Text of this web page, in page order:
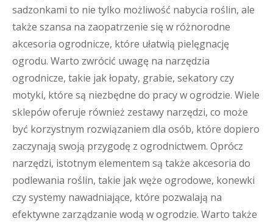
sadzonkami to nie tylko możliwość nabycia roślin, ale
także szansa na zaopatrzenie się w różnorodne
akcesoria ogrodnicze, które ułatwią pielęgnację
ogrodu. Warto zwrócić uwagę na narzędzia
ogrodnicze, takie jak łopaty, grabie, sekatory czy
motyki, które są niezbędne do pracy w ogrodzie. Wiele
sklepów oferuje również zestawy narzędzi, co może
być korzystnym rozwiązaniem dla osób, które dopiero
zaczynają swoją przygodę z ogrodnictwem. Oprócz
narzędzi, istotnym elementem są także akcesoria do
podlewania roślin, takie jak węże ogrodowe, konewki
czy systemy nawadniające, które pozwalają na
efektywne zarządzanie wodą w ogrodzie. Warto także